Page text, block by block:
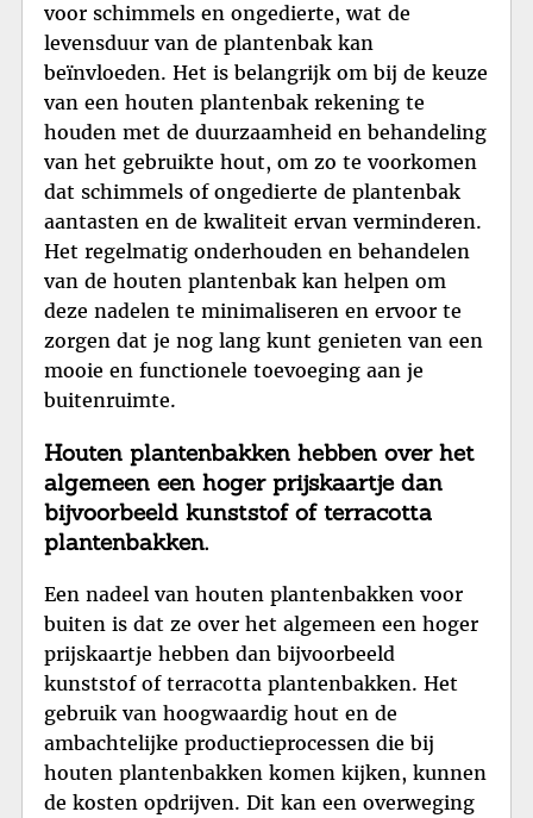
voor schimmels en ongedierte, wat de
levensduur van de plantenbak kan
beïnvloeden. Het is belangrijk om bij de keuze
van een houten plantenbak rekening te
houden met de duurzaamheid en behandeling
van het gebruikte hout, om zo te voorkomen
dat schimmels of ongedierte de plantenbak
aantasten en de kwaliteit ervan verminderen.
Het regelmatig onderhouden en behandelen
van de houten plantenbak kan helpen om
deze nadelen te minimaliseren en ervoor te
zorgen dat je nog lang kunt genieten van een
mooie en functionele toevoeging aan je
buitenruimte.
Houten plantenbakken hebben over het
algemeen een hoger prijskaartje dan
bijvoorbeeld kunststof of terracotta
plantenbakken.
Een nadeel van houten plantenbakken voor
buiten is dat ze over het algemeen een hoger
prijskaartje hebben dan bijvoorbeeld
kunststof of terracotta plantenbakken. Het
gebruik van hoogwaardig hout en de
ambachtelijke productieprocessen die bij
houten plantenbakken komen kijken, kunnen
de kosten opdrijven. Dit kan een overweging